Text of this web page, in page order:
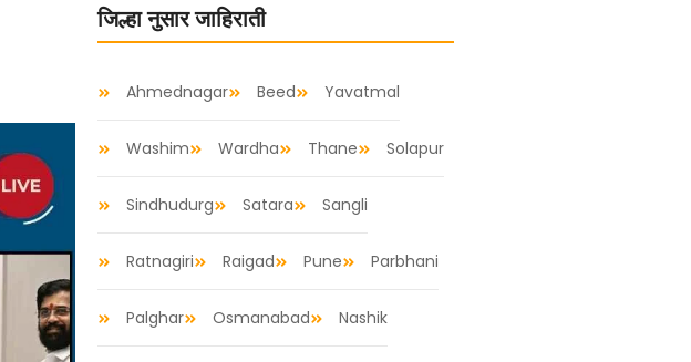
जिल्हा नुसार जाहिराती
Ahmednagar Beed Yavatmal
Washim Wardha Thane Solapur
Sindhudurg Satara Sangli
Ratnagiri Raigad Pune Parbhani
Palghar Osmanabad Nashik